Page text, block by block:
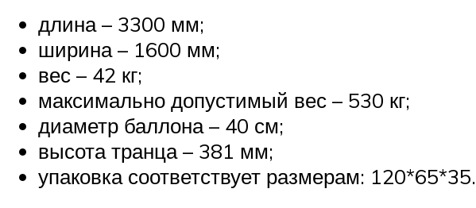
длина – 3300 мм;
ширина – 1600 мм;
вес – 42 кг;
максимально допустимый вес – 530 кг;
диаметр баллона – 40 см;
высота транца – 381 мм;
упаковка соответствует размерам: 120*65*35.